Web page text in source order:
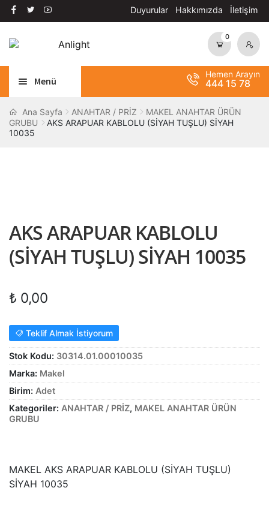
Duyurular Hakkımızda İletişim
Dolaşıma
İçeriğe
0
Menü
AYDINLATMA
Alt
OTOMASYON
BANT / YAPIŞTIRICILAR
ŞALT MALZEMELERİ
Alt
PANOLAR
ASPİRATÖRLER
Hemen Arayın
444 15 78
Ana Sayfa ANAHTAR / PRİZ
MAKEL ANAHTAR ÜRÜN
GRUBU
AKS ARAPUAR KABLOLU (SİYAH TUŞLU) SİYAH
10035
AKS ARAPUAR KABLOLU
(SİYAH TUŞLU) SİYAH 10035
₺ 0,00
Teklif Almak İstiyorum
Stok Kodu: 30314.01.00010035
Marka: Makel
Birim: Adet
Kategoriler: ANAHTAR / PRİZ, MAKEL ANAHTAR ÜRÜN
GRUBU
MAKEL AKS ARAPUAR KABLOLU (SİYAH TUŞLU)
SİYAH 10035